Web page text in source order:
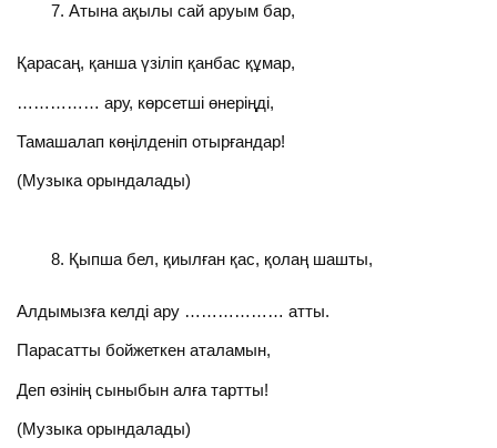
Атына ақылы сай аруым бар,
Қарасаң, қанша үзіліп қанбас құмар,
…………… ару, көрсетші өнеріңді,
Тамашалап көңілденіп отырғандар!
(Музыка орындалады)
Қыпша бел, қиылған қас, қолаң шашты,
Алдымызға келді ару ……………… атты.
Парасатты бойжеткен аталамын,
Деп өзінің сыныбын алға тартты!
(Музыка орындалады)